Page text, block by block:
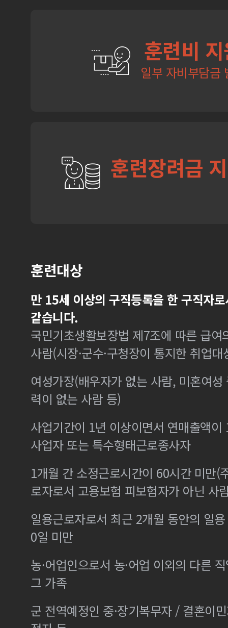
훈련비
일부 자비부담금
훈련장려금
훈련대상
만 15세 이상의 구직등록을 한 구직자
같습니다.
국민기초생활보장법 제7조에 따른 급
사람(시장·군수·구청장이 통지한 취업
여성가장(배우자가 없는 사람, 미혼여
력이 없는 사람 등)
사업기간이 1년 이상이면서 연매출액
사업자 또는 특수형태근로종사자
1개월 간 소정근로시간이 60시간 미만(
로자로서 고용보험 피보험자가 아닌 사
일용근로자로서 최근 2개월 동안의 일
0일 미만
농·어업인으로서 농·어업 이외의 다른
그 가족
군 전역예정인 중·장기복무자 / 결혼이